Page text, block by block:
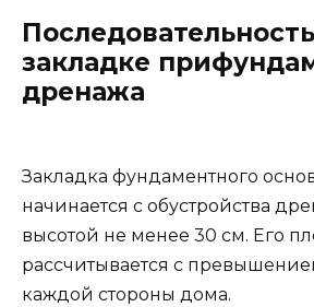
закладке
дренажа
Закладка фундаментного
начинается с обустройства
высотой не менее 30 см. Его
рассчитывается с
каждой стороны дома.